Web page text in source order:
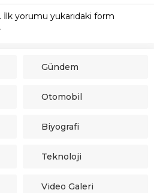
İlk yorumu yukarıdaki form
Gündem
Otomobil
Biyografi
Teknoloji
Video Galeri